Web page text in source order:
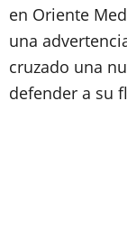
en Oriente
una
cruzado una
defender a su